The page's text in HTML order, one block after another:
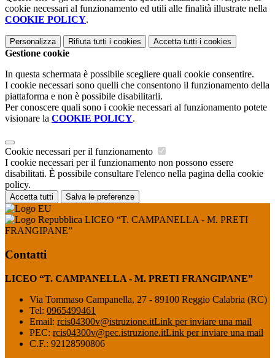
cookie necessari al funzionamento ed utili alle finalità illustrate nella
COOKIE POLICY.
Personalizza Rifiuta tutti i cookies Accetta tutti i cookies
Gestione cookie
In questa schermata è possibile scegliere quali cookie consentire.
I cookie necessari sono quelli che consentono il funzionamento della
piattaforma e non è possibile disabilitarli.
Per conoscere quali sono i cookie necessari al funzionamento potete
visionare la COOKIE POLICY.
Cookie necessari per il funzionamento
I cookie necessari per il funzionamento non possono essere
disabilitati. È possibile consultare l'elenco nella pagina della cookie
policy.
Accetta tutti Salva le preferenze
LICEO “T. CAMPANELLA - M. PRETI
FRANGIPANE”
Contatti
LICEO “T. CAMPANELLA - M. PRETI FRANGIPANE”
Via Tommaso Campanella, 27 - 89100 Reggio Calabria (RC)
Tel: 0965499461
Email: rcis04300v@istruzione.itLink per inviare una mail
PEC: rcis04300v@pec.istruzione.itLink per inviare una mail
C.F.: 92128590806